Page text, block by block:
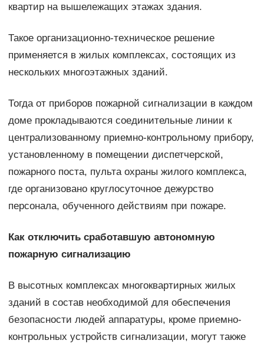
квартир на вышележащих этажах здания.
Такое организационно-техническое решение
применяется в жилых комплексах, состоящих из
нескольких многоэтажных зданий.
Тогда от приборов пожарной сигнализации в каждом
доме прокладываются соединительные линии к
централизованному приемно-контрольному прибору,
установленному в помещении диспетчерской,
пожарного поста, пульта охраны жилого комплекса,
где организовано круглосуточное дежурство
персонала, обученного действиям при пожаре.
Как отключить сработавшую автономную
пожарную сигнализацию
В высотных комплексах многоквартирных жилых
зданий в состав необходимой для обеспечения
безопасности людей аппаратуры, кроме приемно-
контрольных устройств сигнализации, могут также